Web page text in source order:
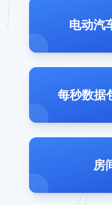
电动汽
每秒数据
房